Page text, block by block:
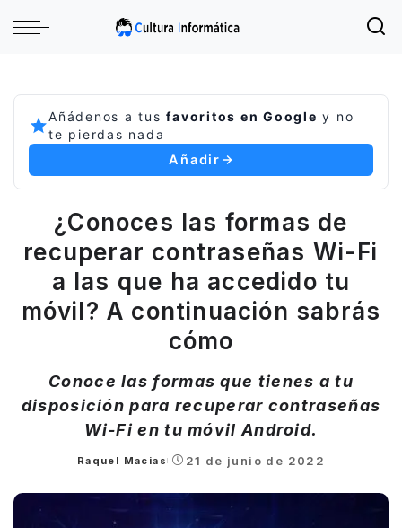
Añádenos a tusfavoritos en Google y no
te pierdas nada
Añadir
¿Conoces las formas de
recuperar contraseñas Wi-Fi
a las que ha accedido tu
móvil? A continuación sabrás
cómo
Conoce las formas que tienes a tu
disposición para recuperar contraseñas
Wi-Fi en tu móvil Android.
Posted
Raquel Macias 21 de junio de 2022